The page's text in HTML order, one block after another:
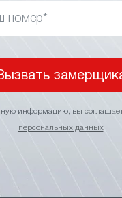
информацию, вы
персональных данных